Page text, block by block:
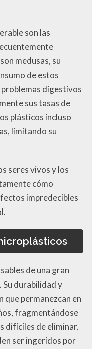
son las
medusas, su
de estos
digestivos
sus tasas de
plásticos incluso
limitando su
seres vivos y los
cómo
impredecibles
de una gran
durabilidad y
que permanezcan en
fragmentándose
difíciles de eliminar.
ser ingeridos por